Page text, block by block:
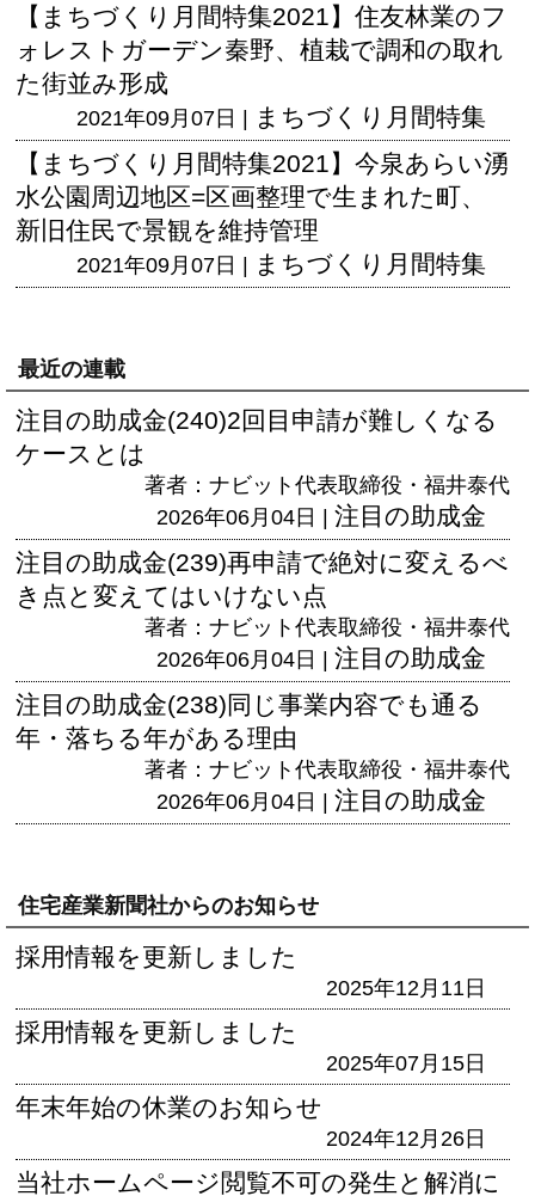
【まちづくり月間特集2021】住友林業のフ
ォレストガーデン秦野、植栽で調和の取れ
た街並み形成
2021年09月07日 | まちづくり月間特集
【まちづくり月間特集2021】今泉あらい湧
水公園周辺地区=区画整理で生まれた町、
新旧住民で景観を維持管理
2021年09月07日 | まちづくり月間特集
最近の連載
注目の助成金(240)2回目申請が難しくなる
ケースとは
著者：ナビット代表取締役・福井泰代
2026年06月04日 | 注目の助成金
注目の助成金(239)再申請で絶対に変えるべ
き点と変えてはいけない点
著者：ナビット代表取締役・福井泰代
2026年06月04日 | 注目の助成金
注目の助成金(238)同じ事業内容でも通る
年・落ちる年がある理由
著者：ナビット代表取締役・福井泰代
2026年06月04日 | 注目の助成金
住宅産業新聞社からのお知らせ
採用情報を更新しました
2025年12月11日
採用情報を更新しました
2025年07月15日
年末年始の休業のお知らせ
2024年12月26日
当社ホームページ閲覧不可の発生と解消に